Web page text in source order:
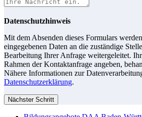
Datenschutzhinweis
Mit dem Absenden dieses Formulars
eingegebenen Daten an die zuständige
Bearbeitung Ihrer Anfrage weitergeleitet.
Rahmen der Kontaktanfrage angeben,
Nähere Informationen zur
Datenschutzerklärung.
Nächster Schritt